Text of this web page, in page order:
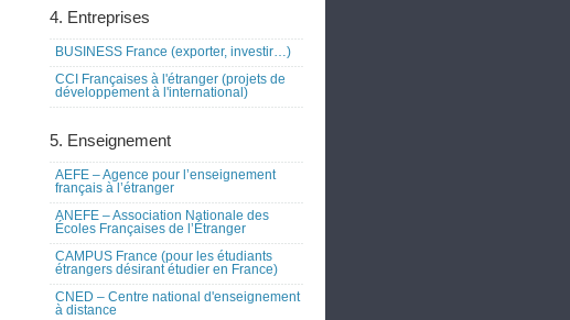
4. Entreprises
BUSINESS France (exporter, investir…)
CCI Françaises à l'étranger (projets de
développement à l'international)
5. Enseignement
AEFE – Agence pour l’enseignement
français à l’étranger
ANEFE – Association Nationale des
Écoles Françaises de l’Étranger
CAMPUS France (pour les étudiants
étrangers désirant étudier en France)
CNED – Centre national d'enseignement
à distance